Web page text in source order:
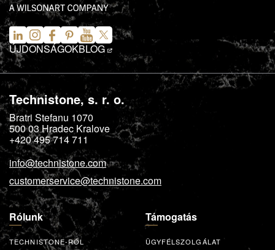
ÚJDONSÁGOKBLOG
Technistone, s. r. o.
Bratri Stefanu 1070
500 03Hradec Kralove
+420 495 714 711
info@technistone.com
customerservice@technistone.com
Rólunk
TECHNISTONE-RÓL
Támogatás
ÜGYFÉLSZOLGÁLAT